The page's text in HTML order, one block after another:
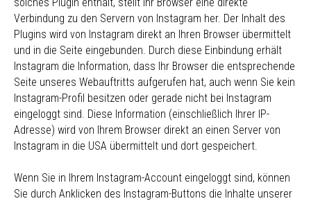
Verbindung zu den Servern von Instagram her. Der Inhalt des
Plugins wird von Instagram direkt an Ihren Browser übermittelt
und in die Seite eingebunden. Durch diese Einbindung erhält
Instagram die Information, dass Ihr Browser die entsprechende
Seite unseres Webauftritts aufgerufen hat, auch wenn Sie kein
Instagram-Profil besitzen oder gerade nicht bei Instagram
eingeloggt sind. Diese Information (einschließlich Ihrer IP-
Adresse) wird von Ihrem Browser direkt an einen Server von
Instagram in die USA übermittelt und dort gespeichert.
Wenn Sie in Ihrem Instagram-Account eingeloggt sind, können
Sie durch Anklicken des Instagram-Buttons die Inhalte unserer